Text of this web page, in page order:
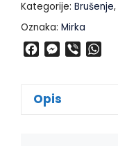
Kategorije: Brušenje,
Oznaka: Mirka
e
b
M
s
Opis